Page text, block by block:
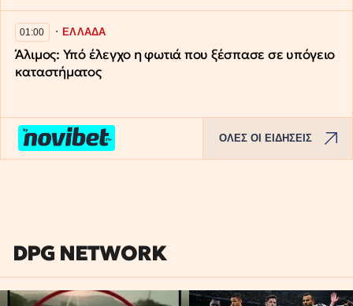
01:00 ∙ΕΛΛΑΔΑ
Άλιμος: Υπό έλεγχο η φωτιά που ξέσπασε σε υπόγειο
καταστήματος
ΟΛΕΣ ΟΙ ΕΙΔΗΣΕΙΣ
DPG NETWORK